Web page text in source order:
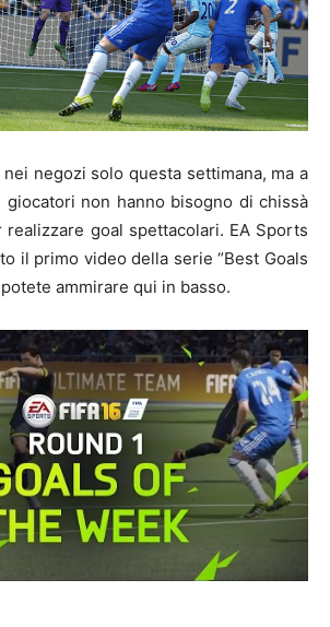
negozi solo questa settimana, ma a
non hanno bisogno di chissà
goal spettacolari. EA Sports
il primo video della serie “Best Goals
ammirare qui in basso.